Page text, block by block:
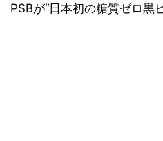
PSBが“日本初の糖質ゼロ黒